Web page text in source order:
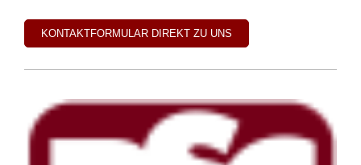
KONTAKTFORMULAR DIREKT ZU UNS